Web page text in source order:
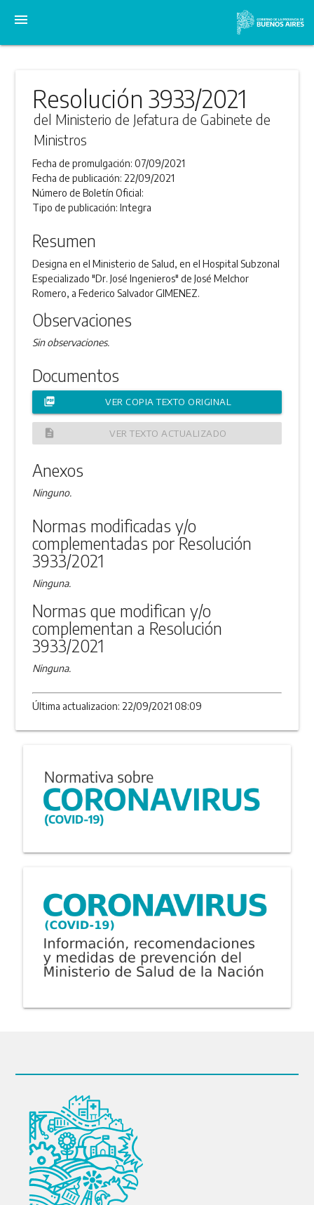
menu
Resolución 3933/2021
del Ministerio de Jefatura de Gabinete de
Ministros
Fecha de promulgación:07/09/2021
Fecha de publicación: 22/09/2021
Número de Boletín Oficial:
Tipo de publicación:Integra
Resumen
Designa en el Ministerio de Salud, en el Hospital Subzonal
Especializado "Dr. José Ingenieros" de José Melchor
Romero, a Federico Salvador GIMENEZ.
Observaciones
Sin observaciones.
Documentos
picture_as_pdf VER COPIA TEXTO ORIGINAL
description VER TEXTO ACTUALIZADO
Anexos
Ninguno.
Normas modificadas y/o
complementadas por Resolución
3933/2021
Ninguna.
Normas que modifican y/o
complementan a Resolución
3933/2021
Ninguna.
Última actualizacion: 22/09/2021 08:09